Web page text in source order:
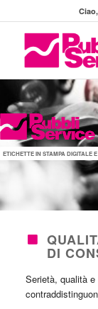
ETICHETTE IN STAMPA DIGITALE
DI
Serietà, qualità